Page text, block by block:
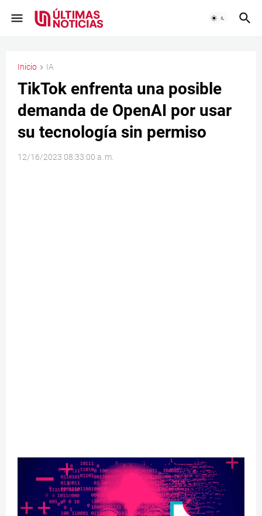
Inicio IA
TikTok enfrenta una posible
demanda de OpenAI por usar
su tecnología sin permiso
12/16/2023 08:33:00 a. m.